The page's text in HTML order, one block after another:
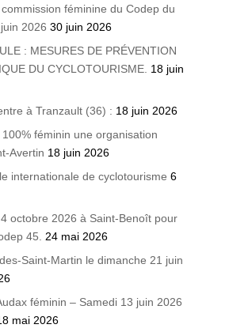
féminine du Codep du
2026 30 juin 2026
: MESURES DE PRÉVENTION
DU CYCLOTOURISME. 18 juin
à Tranzault (36) : 18 juin 2026
100% féminin une organisation
Avertin 18 juin 2026
internationale de cyclotourisme 6
octobre 2026 à Saint-Benoît pour
45.
24 mai 2026
Saint-Martin le dimanche 21 juin
féminin – Samedi 13 juin 2026
mai 2026